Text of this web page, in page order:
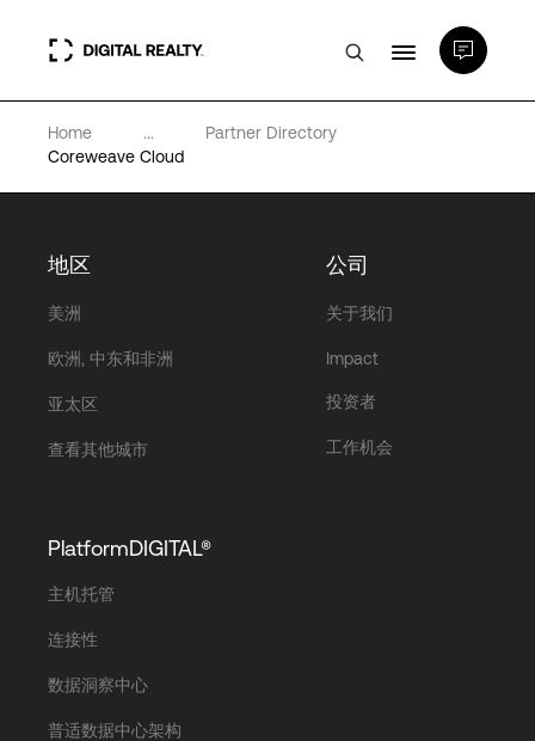
数据中心
合作伙伴
Language
登录
Home ...
Partner Directory
Coreweave Cloud
地区
美洲
欧洲, 中东和非洲
亚太区
查看其他城市
公司
关于我们
Impact
投资者
工作机会
PlatformDIGITAL®
主机托管
连接性
数据洞察中心
普适数据中心架构